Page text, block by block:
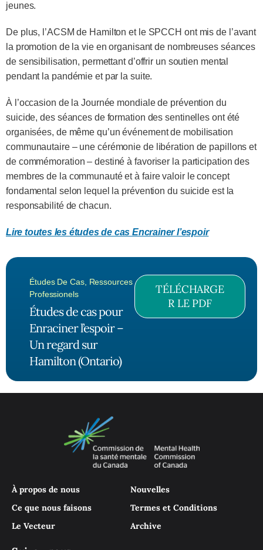
jeunes.
De plus, l’ACSM de Hamilton et le SPCCH ont mis de l’avant
la promotion de la vie en organisant de nombreuses séances
de sensibilisation, permettant d’offrir un soutien mental
pendant la pandémie et par la suite.
À l’occasion de la Journée mondiale de prévention du
suicide, des séances de formation des sentinelles ont été
organisées, de même qu’un événement de mobilisation
communautaire – une cérémonie de libération de papillons et
de commémoration – destiné à favoriser la participation des
membres de la communauté et à faire valoir le concept
fondamental selon lequel la prévention du suicide est la
responsabilité de chacun.
Lire toutes les études de cas Encrainer l’espoir
Études De Cas, Ressources
Professionels
Études de cas pour
Enraciner l’espoir –
Un regard sur
Hamilton (Ontario)
TÉLÉCHARGE
R LE PDF
À propos de nous
Ce que nous faisons
Le Vecteur
Nouvelles
Termes et Conditions
Archive